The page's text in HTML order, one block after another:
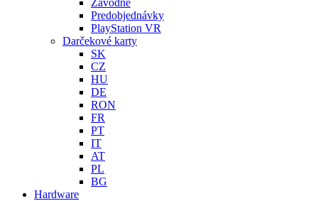
Závodné
Predobjednávky
PlayStation VR
Darčekové karty
SK
CZ
HU
DE
RON
FR
PT
IT
AT
PL
BG
Hardware